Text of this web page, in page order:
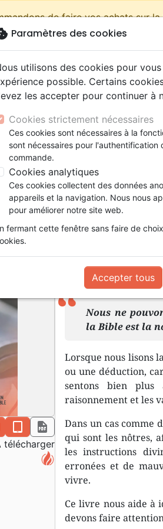
de faire vos achats sur
Testaments
NEG
Couple
ansLatino, Folk
Soul
animés
conférences
Jeux
Lire la Bible sans filtre -
Lire la Bible
Quand nos
Auteur :E. Randolph
RéférenceMB3584-
Description Détails
En format pdf.
Nous ne
la Bible est la
Lorsque nous lisons
ou une déduction,
sentons bien plus
raisonnement et les
Dans un cas comme
qui sont les nôtres,
les instructions
erronées et de
vivre.
Ce livre nous aide à
devons faire
epub
pdf
télécharger
Paramètres des cookies
utilisons des cookies pour
possible. Certains
les accepter pour continuer à
Cookies strictement nécessaires
Ces cookies sont nécessaires à la
sont nécessaires pour l'authentification
commande.
Cookies analytiques
Ces cookies collectent des données
appareils et la navigation. Nous nous
pour améliorer notre site web.
fermant cette fenêtre sans faire de
Accepter tous